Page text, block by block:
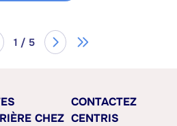
1 / 5
CHEZ
CONTACTEZ
CENTRIS